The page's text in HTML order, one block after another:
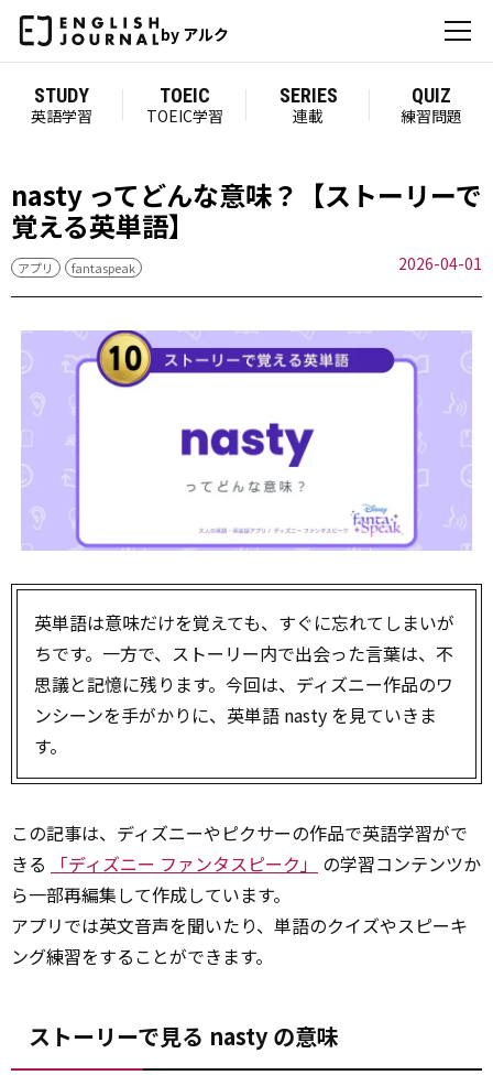
by アルク
STUDY
英語学習
TOEIC
TOEIC学習
SERIES
連載
QUIZ
練習問題
nasty ってどんな意味？【ストーリーで
覚える英単語】
アプリ fantaspeak 2026-04-01
英単語は意味だけを覚えても、すぐに忘れてしまいが
ちです。一方で、ストーリー内で出会った言葉は、不
思議と記憶に残ります。今回は、ディズニー作品のワ
ンシーンを手がかりに、英単語 nasty を見ていきま
す。
この記事は、ディズニーやピクサーの作品で英語学習がで
きる
「ディズニー ファンタスピーク」
の学習コンテンツか
ら一部再編集して作成しています。
アプリでは英文音声を聞いたり、単語のクイズやスピーキ
ング練習をすることができます。
ストーリーで見る nasty の意味